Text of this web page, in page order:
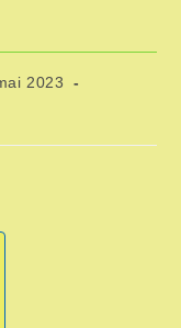
2023